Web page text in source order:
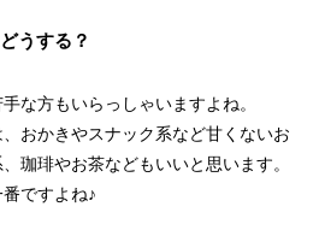
うする？
な方もいらっしゃいますよね。
おかきやスナック系など甘くないお
珈琲やお茶などもいいと思います。
ですよね♪